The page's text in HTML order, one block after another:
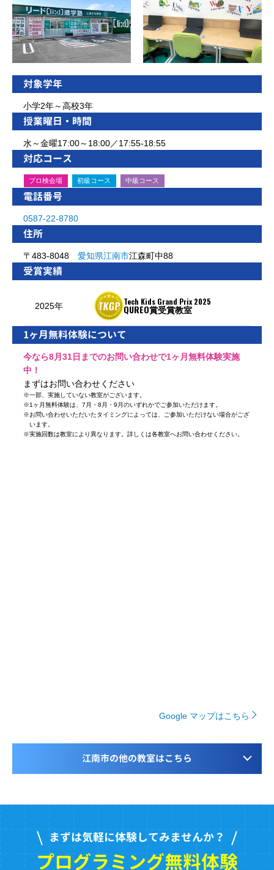
対象学年
小学2年～高校3年
授業曜日・時間
水～金曜17:00～18:00／17:55-18:55
対応コース
プロ検会場 初級コース 中級コース
電話番号
0587-22-8780
住所
〒483-8048 愛知県江南市江森町中88
受賞実績
2025年 Tech Kids Grand Prix 2025
QUREO賞受賞教室
1ヶ月無料体験について
今なら8月31日までのお問い合わせで1ヶ月無料体験実施
中！
まずはお問い合わせください
※一部、実施していない教室がございます。
※1ヶ月無料体験は、7月・8月・9月のいずれかでご参加いただけます。
※お問い合わせいただいたタイミングによっては、ご参加いただけない場合がござ
います。
※実施回数は教室により異なります。詳しくは各教室へお問い合わせください。
Google マップはこちら
江南市の他の教室はこちら
まずは気軽に体験してみませんか？
プログラミング無料体験